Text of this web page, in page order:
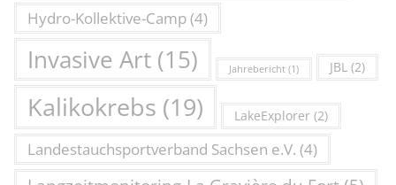
Hydro-Kollektive-Camp(4)
Invasive Art (15) Jahrebericht (1) JBL (2)
Kalikokrebs (19) LakeExplorer (2)
Landestauchsportverband Sachsen e.V. (4)